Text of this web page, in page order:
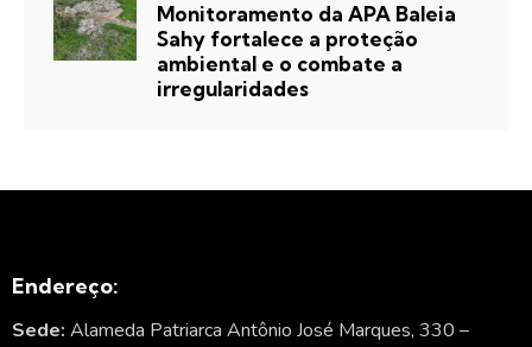
Monitoramento da APA Baleia
Sahy fortalece a proteção
ambiental e o combate a
irregularidades
Endereço:
Sede: Alameda Patriarca Antônio José Marques, 330 –